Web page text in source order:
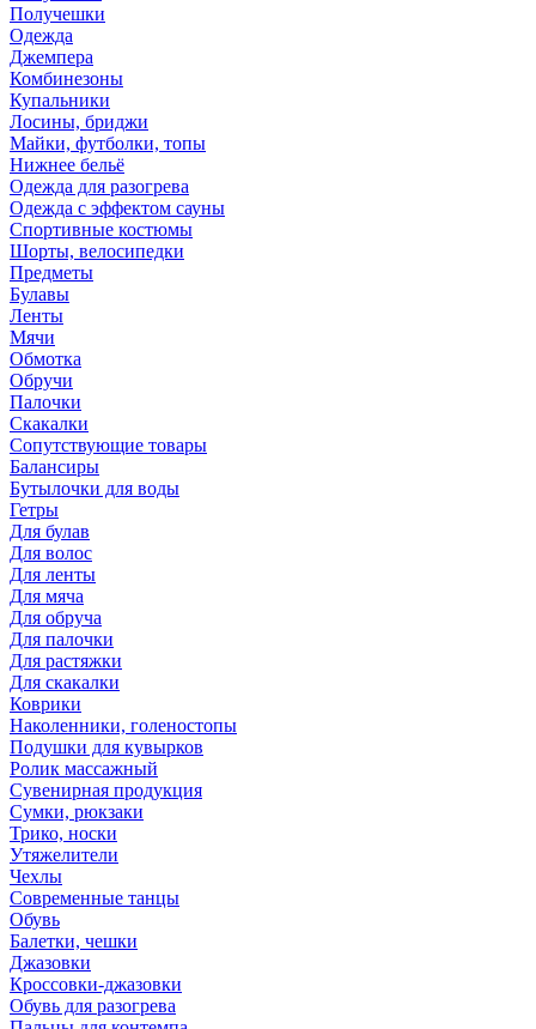
Получешки
Одежда
Джемпера
Комбинезоны
Купальники
Лосины, бриджи
Майки, футболки, топы
Нижнее бельё
Одежда для разогрева
Одежда с эффектом сауны
Спортивные костюмы
Шорты, велосипедки
Предметы
Булавы
Ленты
Мячи
Обмотка
Обручи
Палочки
Скакалки
Сопутствующие товары
Балансиры
Бутылочки для воды
Гетры
Для булав
Для волос
Для ленты
Для мяча
Для обруча
Для палочки
Для растяжки
Для скакалки
Коврики
Наколенники, голеностопы
Подушки для кувырков
Ролик массажный
Сувенирная продукция
Сумки, рюкзаки
Трико, носки
Утяжелители
Чехлы
Современные танцы
Обувь
Балетки, чешки
Джазовки
Кроссовки-джазовки
Обувь для разогрева